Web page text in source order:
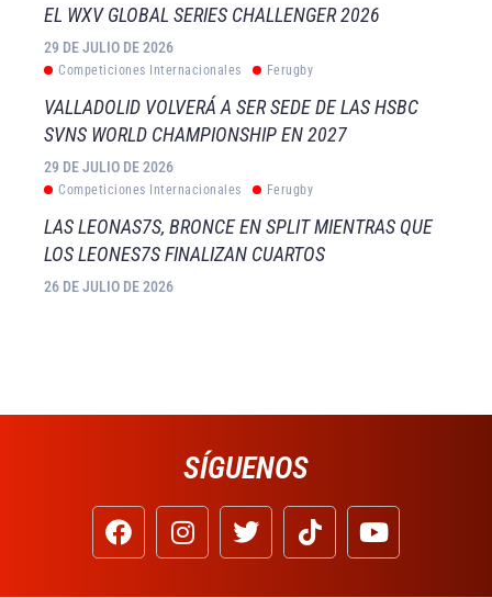
EL WXV GLOBAL SERIES CHALLENGER 2026
29 DE JULIO DE 2026
Competiciones Internacionales Ferugby
VALLADOLID VOLVERÁ A SER SEDE DE LAS HSBC
SVNS WORLD CHAMPIONSHIP EN 2027
29 DE JULIO DE 2026
Competiciones Internacionales Ferugby
LAS LEONAS7S, BRONCE EN SPLIT MIENTRAS QUE
LOS LEONES7S FINALIZAN CUARTOS
26 DE JULIO DE 2026
SÍGUENOS